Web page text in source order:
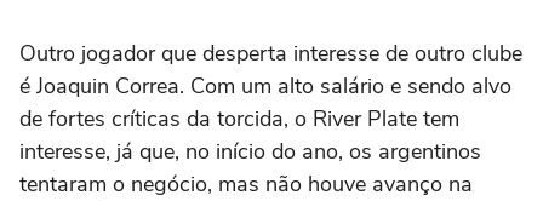
Outro jogador que desperta interesse de outro clube
é Joaquin Correa. Com um alto salário e sendo alvo
de fortes críticas da torcida, o River Plate tem
interesse, já que, no início do ano, os argentinos
tentaram o negócio, mas não houve avanço na